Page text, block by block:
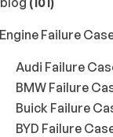
Engine Failure
Audi Failure
BMW Failure
Buick Failure
BYD Failure